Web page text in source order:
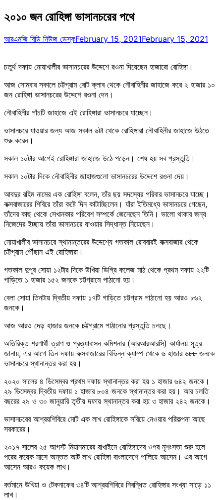
২০১০ জন রোহিঙ্গা ভাসানচরের পথে
আরএমজি বিডি নিউজ ডেস্কFebruary 15, 2021February 15, 2021
চতুর্থ দফায় নোয়াখালীর ভাসানচরের উদ্দেশে রওনা দিয়েছেন হাজারো রোহিঙ্গা।
আজ সোমবার সকালে চট্টগ্রাম বোট ক্লাব থেকে নৌবাহিনীর জাহাজে করে ২ হাজার ১০
জন রোহিঙ্গা ভাসানচরের উদ্দেশে রওনা দেন।
নৌবাহিনীর পাঁচটি জাহাজে এই রোহিঙ্গারা ভাসানচরে যাচ্ছেন।
ভাসানচরে যাওয়ার জন্য আজ সকাল ৬টা থেকে রোহিঙ্গারা নৌবাহিনীর জাহাজে উঠতে
শুরু করেন।
সকাল ১০টার আগেই রোহিঙ্গারা জাহাজে উঠে পড়েন। শেষ হয় সব প্রস্তুতি।
সকাল ১০টার দিকে নৌবাহিনীর জাহাজগুলো ভাসানচরের উদ্দেশে রওনা দেয়।
আবদুর রহিম নামের এক রোহিঙ্গা বলেন, তাঁর ছয় সদস্যের পরিবার ভাসানচরে যাচ্ছে।
কক্সবাজারের শিবিরে তাঁরা কষ্টে দিন কাটাচ্ছিলেন। যাঁরা ইতিমধ্যে ভাসানচরে গেছেন,
তাঁদের কাছ থেকে সেখানকার পরিবেশ সম্পর্কে জেনেছেন তিনি। ভালো থাকার জন্য
নিজেদের ইচ্ছায় তাঁরা ভাসানচরে যাওয়ার সিদ্ধান্ত নিয়েছেন।
নোয়াখালীর ভাসানচরে স্থানান্তরের উদ্দেশ্যে গতকাল রোববারই কক্সবাজার থেকে
চট্টগ্রাম পৌঁছান এই রোহিঙ্গারা।
গতকাল দুপুর সোয়া ১২টার দিকে উখিয়া ডিগ্রি কলেজ মাঠ থেকে প্রথম দফায় ২২টি
গাড়িতে ১ হাজার ১৫২ জনকে চট্টগ্রামে পাঠানো হয়।
বেলা সোয়া তিনটায় দ্বিতীয় দফায় ১৭টি গাড়িতে চট্টগ্রাম পাঠানো হয় আরও ৮৬২
জনকে।
আজ আরও দেড় হাজার জনকে চট্টগ্রামে পাঠানোর প্রস্তুতি চলছে।
অতিরিক্ত শরণার্থী ত্রাণ ও প্রত্যাবাসন কমিশনার (আরআরআরসি) কার্যালয় সূত্র
জানায়, এর আগে তিন দফায় কক্সবাজারের বিভিন্ন ক্যাম্প থেকে ৬ হাজার ৬৮৮ জনকে
ভাসানচরে স্থানান্তর করা হয়।
২০২০ সালের ৪ ডিসেম্বর প্রথম দফায় স্থানান্তর করা হয় ১ হাজার ৬৪২ জনকে।
২৯ ডিসেম্বর দ্বিতীয় দফায় ১ হাজার ৮০৪ জনকে স্থানান্তর করা হয়। আর চলতি
বছরের ২৯ ও ৩০ জানুয়ারি তৃতীয় দফায় স্থানান্তর করা হয় ৩ হাজার ২৪২ জনকে।
ভাসানচরের আশ্রয়শিবিরে মোট এক লাখ রোহিঙ্গাকে সরিয়ে নেওয়ার পরিকল্পনা আছে
সরকারের।
২০১৭ সালের ২৫ আগস্ট মিয়ানমারের রাখাইনে রোহিঙ্গাদের ওপর নৃশংসতা শুরু হলে
পরের কয়েক মাসে অন্তত আট লাখ রোহিঙ্গা বাংলাদেশে পালিয়ে আসেন। এর আগে
আসেন আরও কয়েক লাখ।
বর্তমানে উখিয়া ও টেকনাফের ৩৪টি আশ্রয়শিবিরে নিবন্ধিত রোহিঙ্গার সংখ্যা সাড়ে ১১
লাখ।